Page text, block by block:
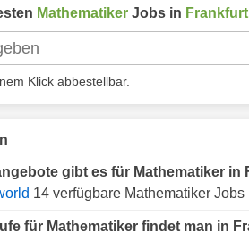
Mathematiker Jobs in
Klick abbestellbar.
gibt es für Mathematiker in
14 verfügbare Mathematiker
für Mathematiker findet man in